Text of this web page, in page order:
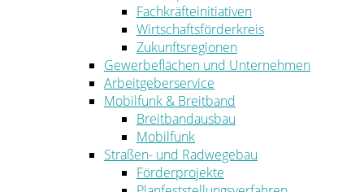
Fachkräfteinitiativen
Wirtschaftsförderkreis
Zukunftsregionen
Gewerbeflächen und Unternehmen
Arbeitgeberservice
Mobilfunk & Breitband
Breitbandausbau
Mobilfunk
Straßen- und Radwegebau
Förderprojekte